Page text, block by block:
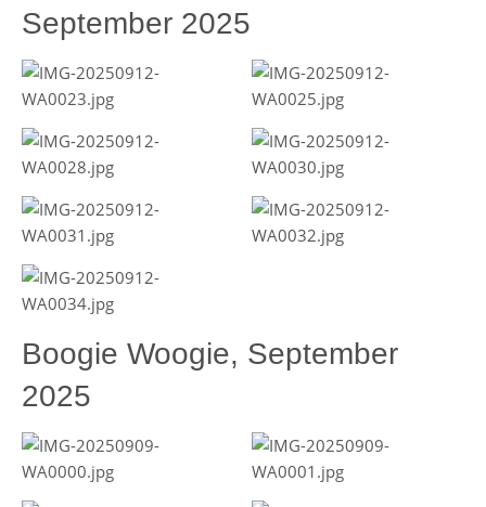
September 2025
Boogie Woogie, September
2025